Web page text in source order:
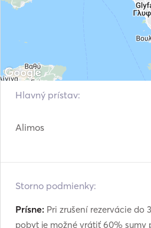
Hlavný prístav:
Alimos
Storno podmienky:
Prísne: Pri zrušení rezervácie do
pobyt je možné vrátiť 60% sumy